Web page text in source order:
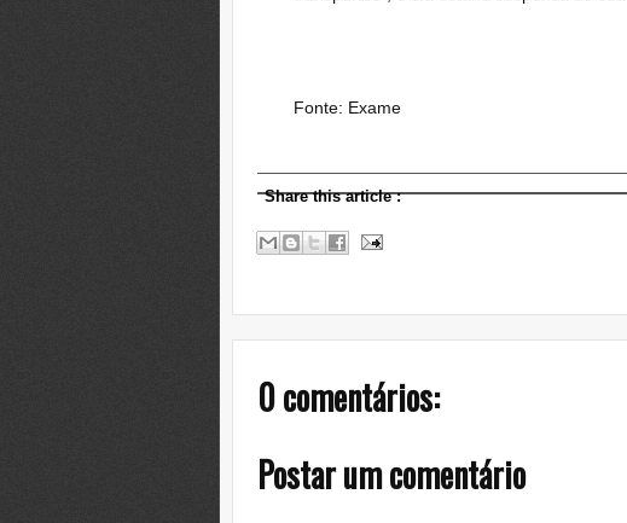
Fonte: Exame
Share this article:
0 comentários:
Postar um comentário